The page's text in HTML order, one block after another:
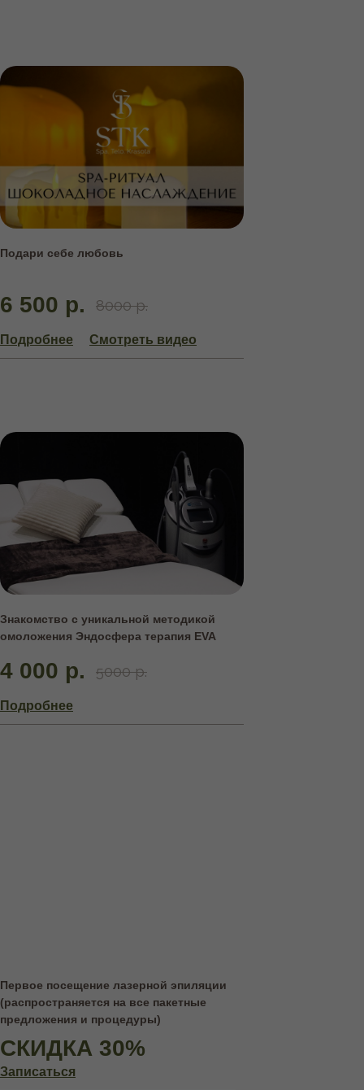
Подари себе любовь
6 500 р. 8000 р.
Подробнее Смотреть видео
Знакомство с уникальной методикой
омоложения Эндосфера терапия EVA
4 000 р. 5000 р.
Подробнее
Первое посещение лазерной эпиляции
(распространяется на все пакетные
предложения и процедуры)
СКИДКА 30%
Записаться